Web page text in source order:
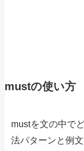
mustの使い方
mustを文の中で
法パターンと例